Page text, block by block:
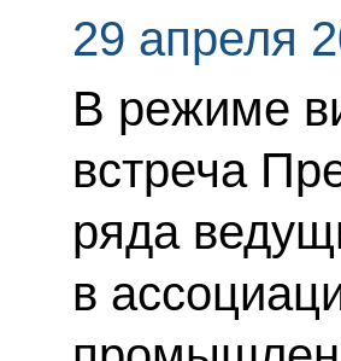
29 апреля
В режиме
встреча
ряда
в